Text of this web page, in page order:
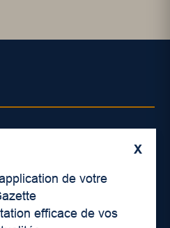
X
de votre
efficace de vos